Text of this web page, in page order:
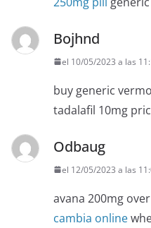
Bojhnd
el 10/05/2023 a las
buy generic
tadalafil 10mg
Odbaug
el 12/05/2023 a las
avana 200mg
cambia online